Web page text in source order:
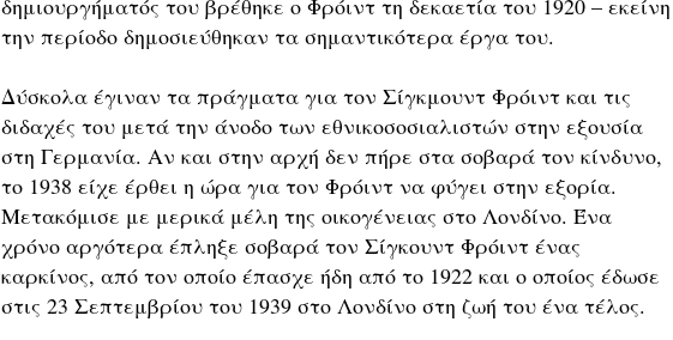
δημιουργήματός του βρέθηκε ο Φρόιντ τη δεκαετία του 1920 – εκείνη
την περίοδο δημοσιεύθηκαν τα σημαντικότερα έργα του.
Δύσκολα έγιναν τα πράγματα για τον Σίγκμουντ Φρόιντ και τις
διδαχές του μετά την άνοδο των εθνικοσοσιαλιστών στην εξουσία
στη Γερμανία. Αν και στην αρχή δεν πήρε στα σοβαρά τον κίνδυνο,
το 1938 είχε έρθει η ώρα για τον Φρόιντ να φύγει στην εξορία.
Μετακόμισε με μερικά μέλη της οικογένειας στο Λονδίνο. Ένα
χρόνο αργότερα έπληξε σοβαρά τον Σίγκουντ Φρόιντ ένας
καρκίνος, από τον οποίο έπασχε ήδη από το 1922 και ο οποίος έδωσε
στις 23 Σεπτεμβρίου του 1939 στο Λονδίνο στη ζωή του ένα τέλος.